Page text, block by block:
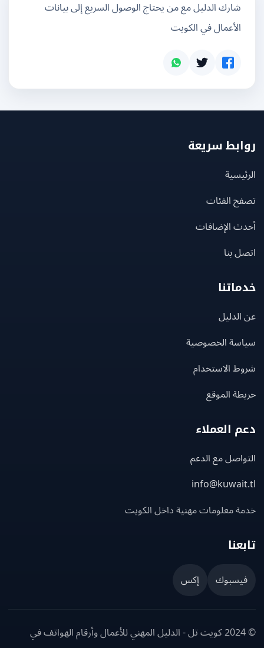
شارك الدليل مع من يحتاج الوصول السريع إلى بيانات
الأعمال في الكويت
سريعة
الفئات
الإضافات
بنا
الخصوصية
الاستخدام
الموقع
العملاء
مع الدعم
معلومات مهنية داخل الكويت
إكس
© 2024 كويت تل - الدليل المهني للأعمال وأرقام الهواتف في